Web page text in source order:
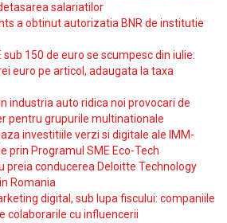
salariatilor
a obtinut autorizatia BNR de institutie
150 de euro se scumpesc din iulie:
euro pe articol, adaugata la taxa
industria auto ridica noi provocari de
pentru grupurile multinationale
investitiile verzi si digitale ale IMM-
prin Programul SME Eco-Tech
preia conducerea Deloitte Technology
Romania
digital, sub lupa fiscului: companiile
colaborarile cu influencerii